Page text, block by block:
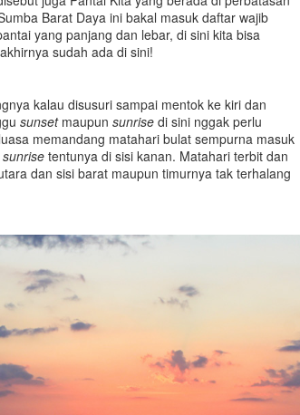
Barat Daya ini bakal masuk daftar wajib
yang panjang dan lebar, di sini kita bisa
sudah ada di sini!
kalau disusuri sampai mentok ke kiri dan
sunset maupun sunrise di sini nggak perlu
memandang matahari bulat sempurna masuk
sunrise tentunya di sisi kanan. Matahari terbit dan
dan sisi barat maupun timurnya tak terhalang